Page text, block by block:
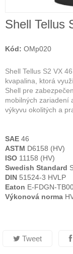
Shell Tellus
Kód: OMp020
Shell Tellus S2 VX
kvapalina, ktorá
Shell pre
mobilných zariadení
výkyvu okolitých a
SAE 46
ASTM D6158 (HV)
ISO 11158 (HV)
Swedish Standard
DIN 51524-3 HVLP
Eaton E-FDGN-
Výkonová norma
Tweet